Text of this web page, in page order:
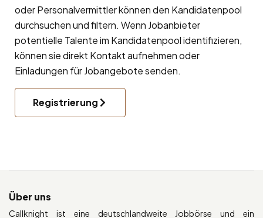
oder Personalvermittler können den Kandidatenpool
durchsuchen und filtern. Wenn Jobanbieter
potentielle Talente im Kandidatenpool identifizieren,
können sie direkt Kontakt aufnehmen oder
Einladungen für Jobangebote senden.
Registrierung
Über uns
Callknight ist eine deutschlandweite Jobbörse und ein